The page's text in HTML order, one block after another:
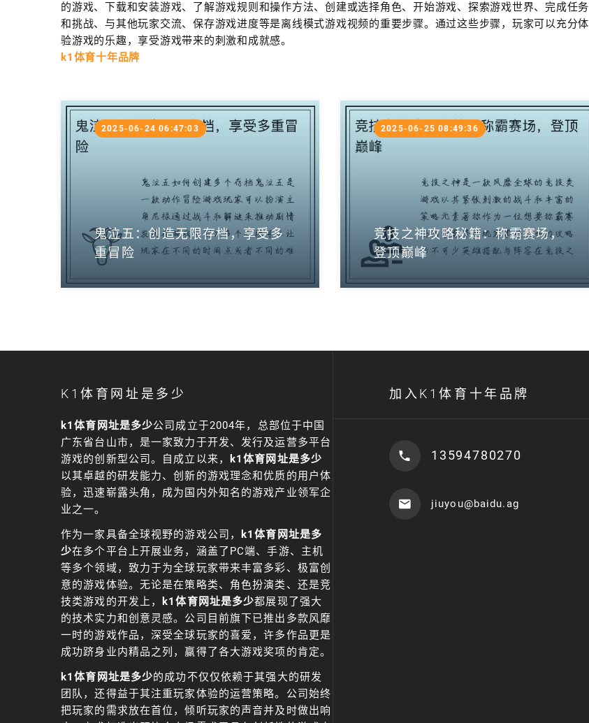
的游戏、下载和安装游戏、了解游戏规则和操作方法、创建或选择角色、开始游戏、探索游戏世界、完成任务
和挑战、与其他玩家交流、保存游戏进度等是离线模式游戏视频的重要步骤。通过这些步骤，玩家可以充分体
验游戏的乐趣，享受游戏带来的刺激和成就感。
k1体育十年品牌
鬼泣五：创造无限存档，享受多
重冒险
2025-06-24 06:47:03
竞技之神攻略秘籍：称霸赛场，
登顶巅峰
2025-06-25 08:49:36
K1体育网址是多少
k1体育网址是多少公司成立于2004年，总部位于中国
广东省台山市，是一家致力于开发、发行及运营多平台
游戏的创新型公司。自成立以来，
k1体育网址是多少
以其卓越的研发能力、创新的游戏理念和优质的用户体
验，迅速崭露头角，成为国内外知名的游戏产业领军企
业之一。
作为一家具备全球视野的游戏公司，
k1体育网址是多
少在多个平台上开展业务，涵盖了PC端、手游、主机
等多个领域，致力于为全球玩家带来丰富多彩、极富创
意的游戏体验。无论是在策略类、角色扮演类、还是竞
技类游戏的开发上，
k1体育网址是多少都展现了强大
的技术实力和创意灵感。公司目前旗下已推出多款风靡
一时的游戏作品，深受全球玩家的喜爱，许多作品更是
成功跻身业内精品之列，赢得了各大游戏奖项的肯定。
k1体育网址是多少的成功不仅仅依赖于其强大的研发
团队，还得益于其注重玩家体验的运营策略。公司始终
把玩家的需求放在首位，倾听玩家的声音并及时做出响
加入K1体育十年品牌
13594780270
jiuyou@baidu.ag